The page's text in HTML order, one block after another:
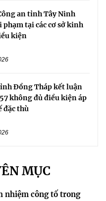
an tỉnh Tây Ninh
phạm tại các cơ sở kinh
kiện
Đồng Tháp kết luận
không đủ điều kiện áp
đặc thù
MỤC
nhiệm công tố trong